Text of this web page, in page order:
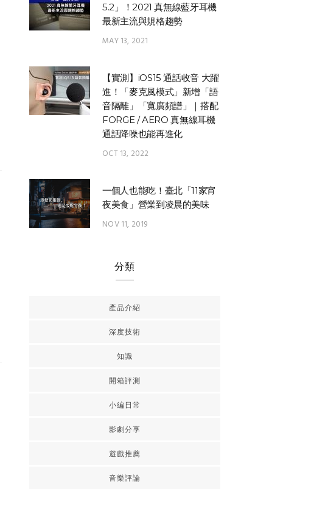
5.2」！2021 真無線藍牙耳機
最新主流與規格趨勢
MAY 13, 2021
【實測】iOS15 通話收音 大躍
進！「麥克風模式」新增「語
音隔離」「寬廣頻譜」｜搭配
FORGE / AERO 真無線耳機
通話降噪也能再進化
OCT 13, 2022
一個人也能吃！臺北「11家宵
夜美食」營業到凌晨的美味
NOV 11, 2019
分類
產品介紹
深度技術
知識
開箱評測
小編日常
影劇分享
遊戲推薦
音樂評論